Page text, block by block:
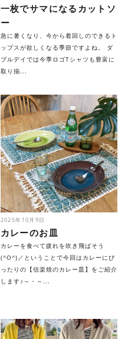
一枚でサマになるカットソ
ー
急に暑くなり、今から着回しのできるト
ップスが欲しくなる季節ですよね。 ダ
ブルデイでは今季ロゴTシャツも豊富に
取り揃...
2025年10月9日
カレーのお皿
カレーを食べて疲れを吹き飛ばそう
(^O^)／ということで今回はカレーにぴ
ったりの【信楽焼のカレー皿】をご紹介
します♪～・～...